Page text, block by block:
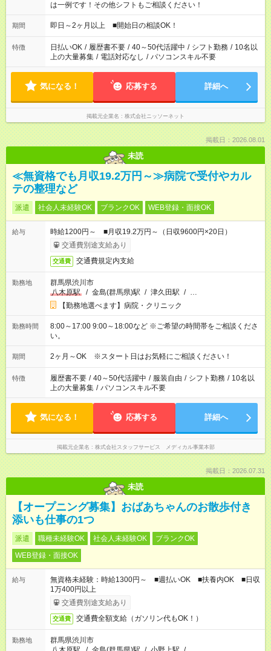
は一例です！その他シフトもご相談ください！
期間 即日～2ヶ月以上 ■開始日の相談OK！
特徴 日払いOK / 履歴書不要 / 40～50代活躍中 / シフト勤務 / 10名以
上の大量募集 / 電話対応なし / パソコンスキル不要
気になる！ 応募する 詳細へ
掲載元企業名 株式会社ニッソーネット
掲載日：2026.08.01
未読
≪無資格でも月収19.2万円～≫病院で受付やカル
テの整理など
派遣 社会人未経験OK ブランクOK WEB登録・面接OK
給与
時給1200円～ ■月収19.2万円～（日収9600円×20日）
交通費別途支給あり
交通費 交通費規定内支給
勤務地
群馬県渋川市
八木原駅
/ 金島(群馬県)駅 / 津久田駅 / …
【勤務地選べます】病院・クリニック
勤務時間
8:00～17:00 9:00～18:00など ※ご希望の時間帯をご相談くださ
い。
期間 2ヶ月～OK ※スタート日はお気軽にご相談ください！
特徴 履歴書不要 / 40～50代活躍中 / 服装自由 / シフト勤務 / 10名以
上の大量募集 / パソコンスキル不要
気になる！ 応募する 詳細へ
掲載元企業名 株式会社スタッフサービス メディカル事業本部
掲載日：2026.07.31
未読
【オープニング募集】おばあちゃんのお散歩付き
添いも仕事の1つ
派遣 職種未経験OK 社会人未経験OK
ブランクOK
WEB登録・面接OK
給与
無資格未経験：時給1300円～ ■週払いOK ■扶養内OK ■日収
1万400円以上
交通費別途支給あり
交通費 交通費全額支給（ガソリン代もOK！）
勤務地
群馬県渋川市